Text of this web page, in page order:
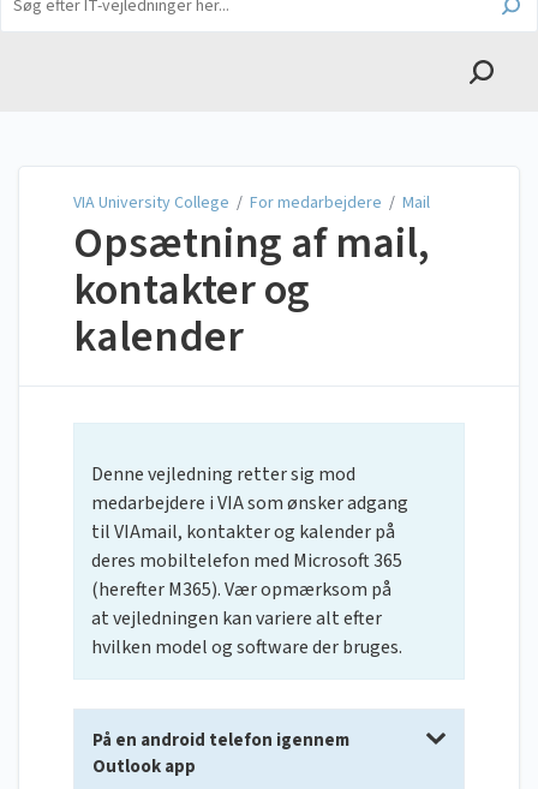
English
VIA University College / For medarbejdere / Mail
Opsætning af mail,
kontakter og
kalender
Denne vejledning retter sig mod
medarbejdere i VIA som ønsker adgang
til VIAmail, kontakter og kalender på
deres mobiltelefon med Microsoft 365
(herefter M365). Vær opmærksom på
at vejledningen kan variere alt efter
hvilken model og software der bruges.
På en android telefon igennem
Outlook app